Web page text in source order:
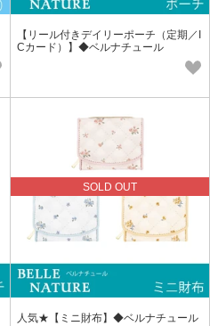
【リール付きデイリーポーチ（定期／I
Cカード）】◆ベルナチュール
SOLD OUT
人気★【ミニ財布】◆ベルナチュール